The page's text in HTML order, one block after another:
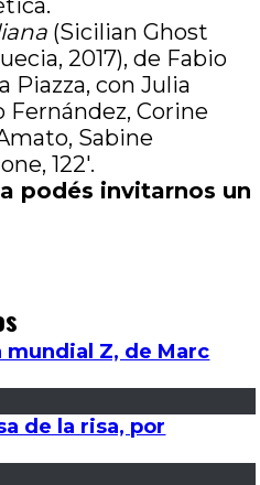
(Sicilian Ghost
2017), de Fabio
Piazza, conJulia
Fernández, Corine
Sabine
122′.
podés invitarnos un
Z, de Marc
de la risa, por